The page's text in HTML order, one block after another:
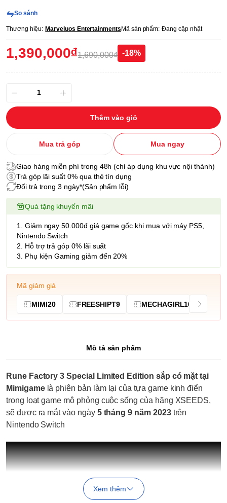
So sánh
Thương hiệu: Marveluos EntertainmentsMã sản phẩm: Đang cập nhật
1,390,000₫1,690,000₫ -18%
Thêm vào giỏ
Mua trả góp Mua ngay
Giao hàng miễn phí trong 48h (chỉ áp dụng khu vực nội thành)
Trả góp lãi suất 0% qua thẻ tín dụng
Đổi trả trong 3 ngày*(Sản phẩm lỗi)
Quà tặng khuyến mãi
1. Giảm ngay 50.000đ giá game gốc khi mua với máy PS5,
Nintendo Switch
2. Hỗ trợ trả góp 0% lãi suất
3. Phụ kiện Gaming giảm đến 20%
Mã giảm giá
MIMI20 FREESHIPT9 MECHAGIRL10
Mô tả sản phẩm
Rune Factory 3 Special Limited Edition sắp có mặt tại
Mimigamelà phiên bản làm lại của tựa game kinh điển
trong loạt game mô phỏng cuộc sống của hãng XSEEDS,
sẽ được ra mắt vào ngày5 tháng 9 năm 2023trên
Nintendo Switch
Xem thêm